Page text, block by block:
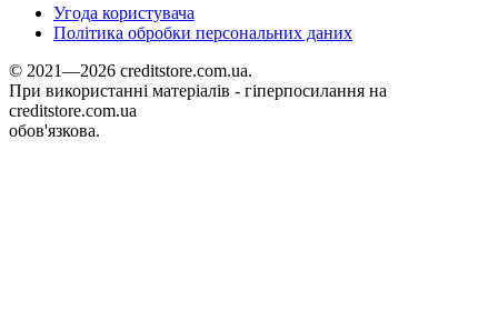
Угода користувача
Політика обробки персональних даних
© 2021—2026 creditstore.com.ua.
При використанні матеріалів - гіперпосилання на
creditstore.com.ua
обов'язкова.